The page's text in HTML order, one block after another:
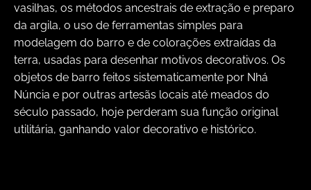
vasilhas, os métodos ancestrais de extração e preparo
da argila, o uso de ferramentas simples para
modelagem do barro e de colorações extraídas da
terra, usadas para desenhar motivos decorativos. Os
objetos de barro feitos sistematicamente por Nhá
Núncia e por outras artesãs locais até meados do
século passado, hoje perderam sua função original
utilitária, ganhando valor decorativo e histórico.